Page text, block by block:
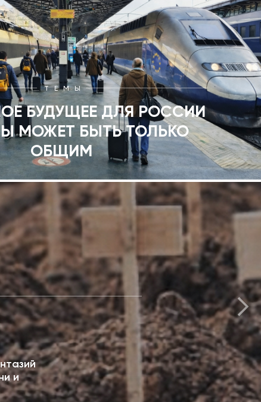
ТЕМЫ
БУДУЩЕЕ ДЛЯ РОССИИ
МОЖЕТ БЫТЬ ТОЛЬКО
ОБЩИМ
и